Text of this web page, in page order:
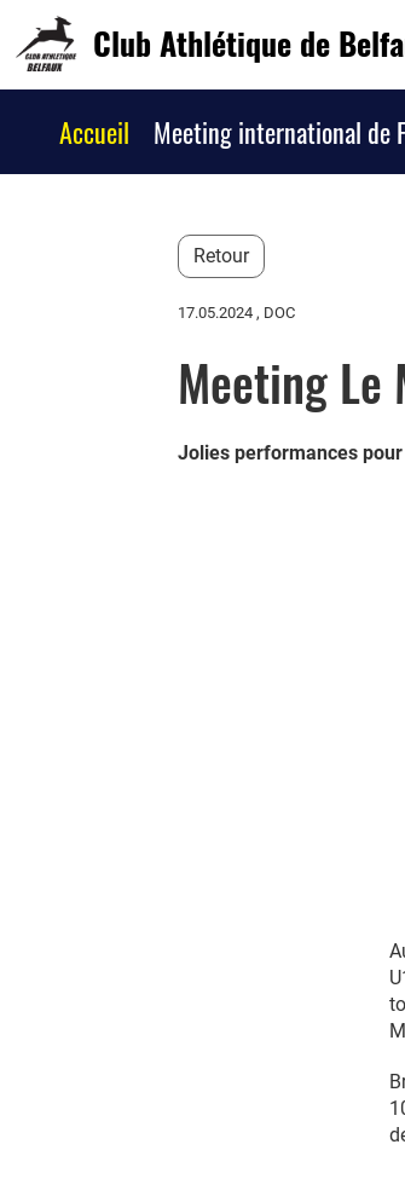
Club Athlétique de
Accueil Meeting international de
Retour
17.05.2024 , DOC
Meeting Le
Jolies performances